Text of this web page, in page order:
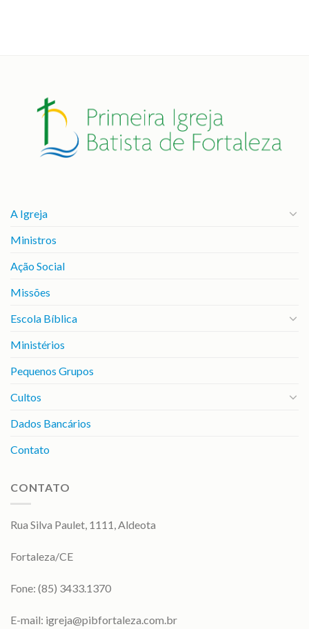
A Igreja
Ministros
Ação Social
Missões
Escola Bíblica
Ministérios
Pequenos Grupos
Cultos
Dados Bancários
Contato
CONTATO
Rua Silva Paulet, 1111, Aldeota
Fortaleza/CE
Fone: (85) 3433.1370
E-mail: igreja@pibfortaleza.com.br